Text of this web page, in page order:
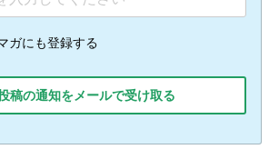
ガにも登録する
稿の通知をメールで受け取る